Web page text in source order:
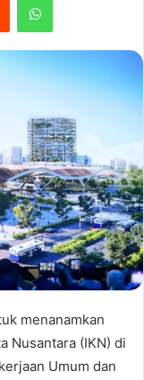
menanamkan
Nusantara (IKN) di
Umum dan